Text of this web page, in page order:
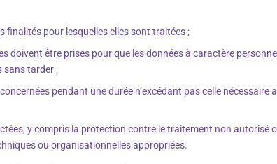
finalités pour lesquelles elles sont traitées ;
doivent être prises pour que les données à caractère
sans tarder ;
pendant une durée n’excédant pas celle nécessaire
y compris la protection contre le traitement non autorisé
ou organisationnelles appropriées.